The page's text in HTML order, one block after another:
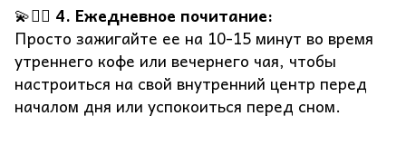
💫🧘‍♀️ 4. Ежедневное почитание:
Просто зажигайте ее на 10-15 минут во время
утреннего кофе или вечернего чая, чтобы
настроиться на свой внутренний центр перед
началом дня или успокоиться перед сном.